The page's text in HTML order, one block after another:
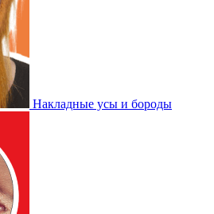
Накладные усы и бороды